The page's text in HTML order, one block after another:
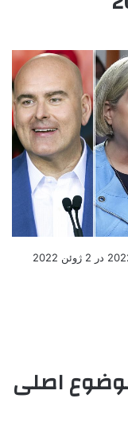
پویان طباطبایی – تورنتو: انتخابات استانی انتاریو 2022 در 2 ژوئن 2022
اصلی